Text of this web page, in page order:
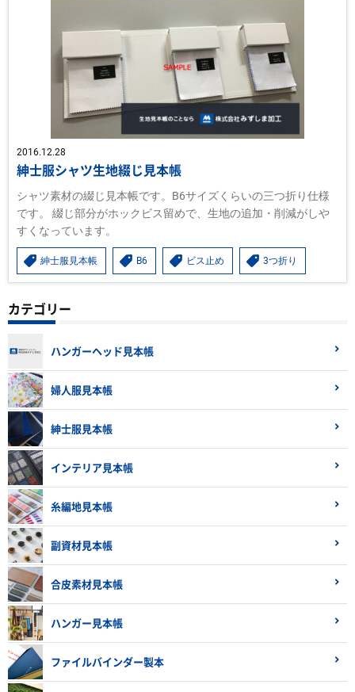
2016.12.28
紳士服シャツ生地綴じ見本帳
シャツ素材の綴じ見本帳です。B6サイズくらいの三つ折り仕様
です。 綴じ部分がホックビス留めで、生地の追加・削減がしや
すくなっています。
紳士服見本帳 B6 ビス止め 3つ折り
カテゴリー
ハンガーヘッド見本帳
婦人服見本帳
紳士服見本帳
インテリア見本帳
糸編地見本帳
副資材見本帳
合皮素材見本帳
ハンガー見本帳
ファイルバインダー製本